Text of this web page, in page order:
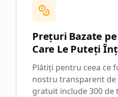
Prețuri Bazate
Care Le Puteți
Plătiți pentru ceea ce
nostru transparent
gratuit include 300 de